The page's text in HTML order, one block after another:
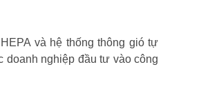
và hệ thống thông gió tự
doanh nghiệp đầu tư vào công